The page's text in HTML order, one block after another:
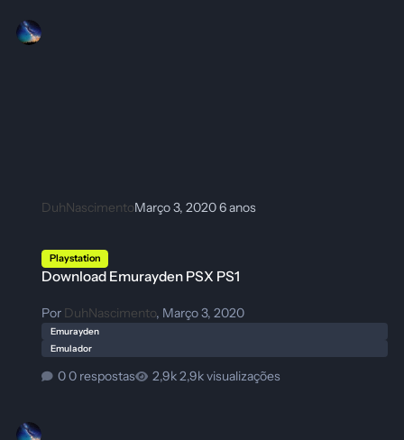
DuhNascimentoMarço 3, 20206 anos
Playstation
Download Emurayden PSX PS1
Por DuhNascimento, Março 3, 2020
Emurayden
Emulador
0 respostas 2,9k visualizações